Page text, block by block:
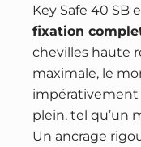
Key Safe 40 SB
fixation
chevilles haute
maximale, le
plein, tel qu’un
Un ancrage